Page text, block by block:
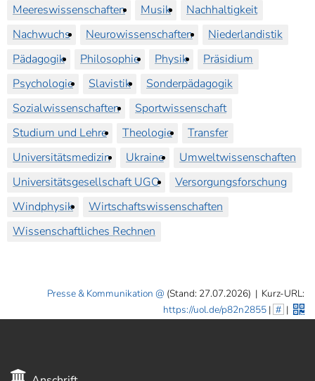
Meereswissenschaften
Musik
Nachhaltigkeit
Nachwuchs
Neurowissenschaften
Niederlandistik
Pädagogik
Philosophie Physik
Präsidium
Psychologie
Slavistik
Sonderpädagogik
Sozialwissenschaften
Sportwissenschaft
Studium und Lehre
Theologie
Transfer
Universitätsmedizin
Ukraine
Umweltwissenschaften
Universitätsgesellschaft UGO
Versorgungsforschung
Windphysik
Wirtschaftswissenschaften
Wissenschaftliches Rechnen
Presse & Kommunikation (Stand: 27.07.2026) | Kurz-URL:
https://uol.de/p82n2855| # |